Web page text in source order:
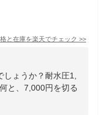
と在庫を楽天でチェック >>
ょうか？耐水圧1,
と、7,000円を切る